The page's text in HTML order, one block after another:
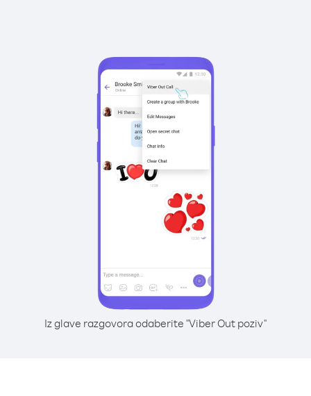
Iz glave razgovora odaberite "Viber Out poziv"